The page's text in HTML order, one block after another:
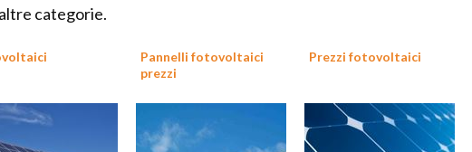
categorie.
Pannelli fotovoltaici
prezzi
Prezzi fotovoltaici